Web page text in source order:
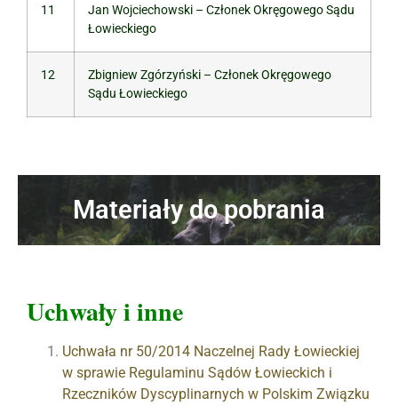
11
Jan Wojciechowski – Członek Okręgowego Sądu
Łowieckiego
12
Zbigniew Zgórzyński – Członek Okręgowego
Sądu Łowieckiego
Materiały do pobrania
Uchwały i inne
Uchwała nr 50/2014 Naczelnej Rady Łowieckiej
w sprawie Regulaminu Sądów Łowieckich i
Rzeczników Dyscyplinarnych w Polskim Związku